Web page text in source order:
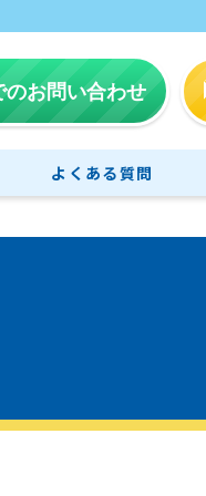
のお問い合わせ
よくある質問